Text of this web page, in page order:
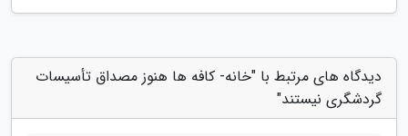
دیدگاه های مرتبط با "خانه- کافه ها هنوز مصداق تأسیسات
گردشگری نیستند"